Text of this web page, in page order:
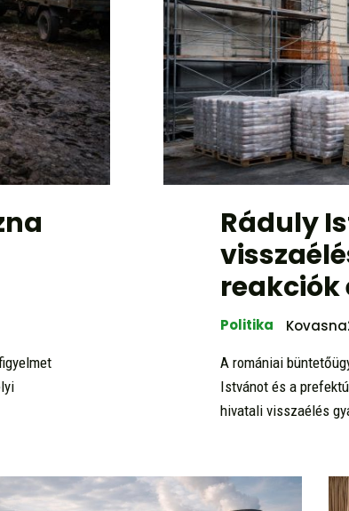
Ráduly
reakciók
Politika
A romániai
Istvánot és a
hivatali visszaélés